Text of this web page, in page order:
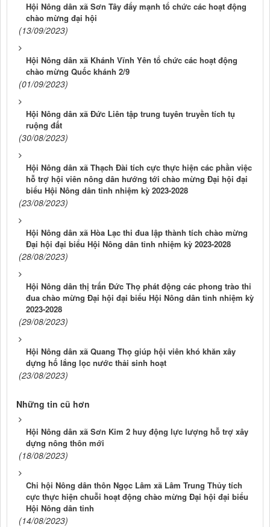
Hội Nông dân xã Sơn Tây đẩy mạnh tổ chức các hoạt động
chào mừng đại hội
(13/09/2023)
Hội Nông dân xã Khánh Vĩnh Yên tổ chức các hoạt động
chào mừng Quốc khánh 2/9
(01/09/2023)
Hội Nông dân xã Đức Liên tập trung tuyên truyền tích tụ
ruộng đất
(30/08/2023)
Hội Nông dân xã Thạch Đài tích cực thực hiện các phần việc
hỗ trợ hội viên nông dân hướng tới chào mừng Đại hội đại
biểu Hội Nông dân tỉnh nhiệm kỳ 2023-2028
(23/08/2023)
Hội Nông dân xã Hòa Lạc thi đua lập thành tích chào mừng
Đại hội đại biểu Hội Nông dân tỉnh nhiệm kỳ 2023-2028
(28/08/2023)
Hội Nông dân thị trấn Đức Thọ phát động các phong trào thi
đua chào mừng Đại hội đại biểu Hội Nông dân tỉnh nhiệm kỳ
2023-2028
(29/08/2023)
Hội Nông dân xã Quang Thọ giúp hội viên khó khăn xây
dựng hố lắng lọc nước thải sinh hoạt
(23/08/2023)
Những tin cũ hơn
Hội Nông dân xã Sơn Kim 2 huy động lực lượng hỗ trợ xây
dựng nông thôn mới
(18/08/2023)
Chi hội Nông dân thôn Ngọc Lâm xã Lâm Trung Thủy tích
cực thực hiện chuỗi hoạt động chào mừng Đại hội đại biểu
Hội Nông dân tỉnh
(14/08/2023)